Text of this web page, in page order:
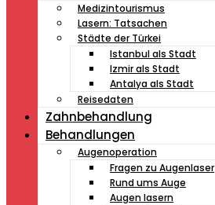
Medizintourismus
Lasern: Tatsachen
Städte der Türkei
Istanbul als Stadt
Izmir als Stadt
Antalya als Stadt
Reisedaten
Zahnbehandlung
Behandlungen
Augenoperation
Fragen zu Augenlaser
Rund ums Auge
Augen lasern